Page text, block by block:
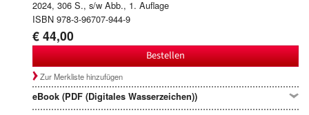
2024, 306 S., s/w Abb., 1. Auflage
ISBN 978-3-96707-944-9
€ 44,00
Bestellen
Zur Merkliste hinzufügen
eBook (PDF (Digitales Wasserzeichen))